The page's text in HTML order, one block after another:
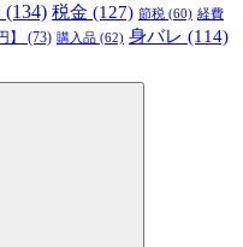
(134) 税金 (127) 節税 (60) 経費
(73) 購入品 (62) 身バレ (114)